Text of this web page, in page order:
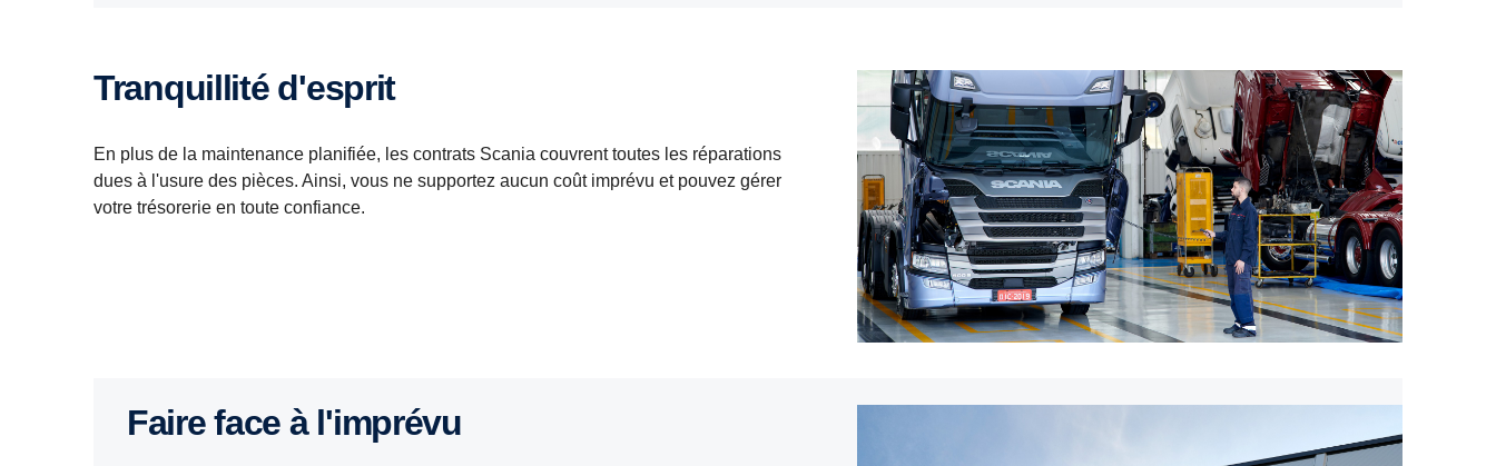
Tranquillité d'esprit
En plus de la maintenance planifiée, les contrats Scania couvrent toutes les réparations
dues à l'usure des pièces. Ainsi, vous ne supportez aucun coût imprévu et pouvez gérer
votre trésorerie en toute confiance.
Faire face à l'imprévu